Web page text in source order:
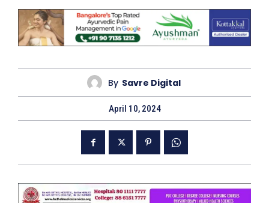
By Savre Digital
April 10, 2024